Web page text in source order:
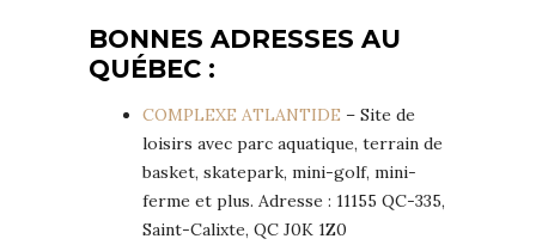
BONNES ADRESSES AU
QUÉBEC :
COMPLEXE ATLANTIDE – Site de
loisirs avec parc aquatique, terrain de
basket, skatepark, mini-golf, mini-
ferme et plus. Adresse : 11155 QC-335,
Saint-Calixte, QC J0K 1Z0